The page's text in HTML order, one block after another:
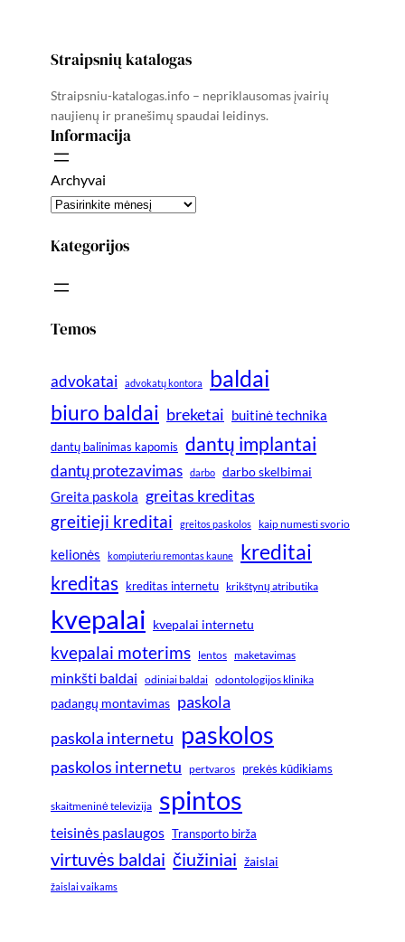
Straipsnių katalogas
Straipsniu-katalogas.info – nepriklausomas įvairių
naujienų ir pranešimų spaudai leidinys.
Informacija
Archyvai
Kategorijos
Temos
advokatai advokatų kontora baldai
biuro baldai breketai buitinė technika
dantų balinimas kapomis dantų implantai
dantų protezavimas darbo darbo skelbimai
Greita paskola greitas kreditas
greitieji kreditai greitos paskolos kaip numesti svorio
kelionės kompiuteriu remontas kaune kreditai
kreditas kreditas internetu krikštynų atributika
kvepalai kvepalai internetu
kvepalai moterims lentos maketavimas
minkšti baldai odiniai baldai odontologijos klinika
padangų montavimas paskola
paskola internetu paskolos
paskolos internetu pertvaros prekės kūdikiams
skaitmeninė televizija spintos
teisinės paslaugos Transporto birža
virtuvės baldai čiužiniai žaislai
žaislai vaikams